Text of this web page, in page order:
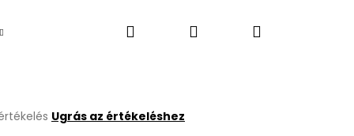
KeresésBejelentkezés
Kosár
Ugrás az értékeléshez